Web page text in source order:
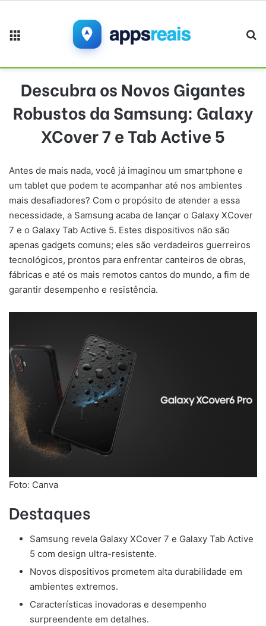
Descubra os Novos Gigantes
Robustos da Samsung: Galaxy
XCover 7 e Tab Active 5
Antes de mais nada, você já imaginou um smartphone e
um tablet que podem te acompanhar até nos ambientes
mais desafiadores? Com o propósito de atender a essa
necessidade, a Samsung acaba de lançar o Galaxy XCover
7 e o Galaxy Tab Active 5. Estes dispositivos não são
apenas gadgets comuns; eles são verdadeiros guerreiros
tecnológicos, prontos para enfrentar canteiros de obras,
fábricas e até os mais remotos cantos do mundo, a fim de
garantir desempenho e resistência.
Foto: Canva
Destaques
Samsung revela Galaxy XCover 7 e Galaxy Tab Active
5 com design ultra-resistente.
Novos dispositivos prometem alta durabilidade em
ambientes extremos.
Características inovadoras e desempenho
surpreendente em detalhes.